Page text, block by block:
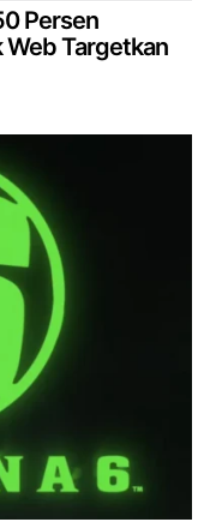
Persen
Web Targetkan